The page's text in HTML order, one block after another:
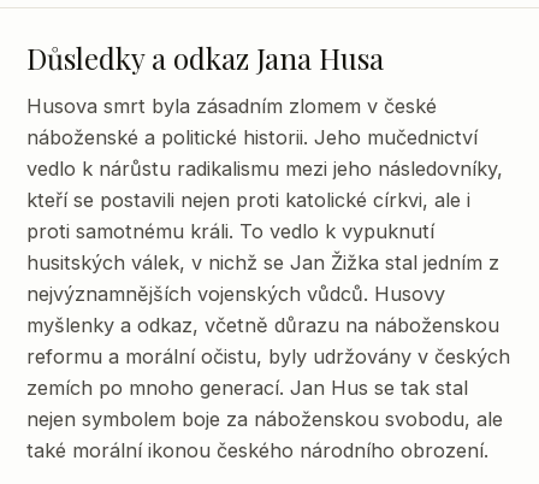
Důsledky a odkaz Jana Husa
Husova smrt byla zásadním zlomem v české
náboženské a politické historii. Jeho mučednictví
vedlo k nárůstu radikalismu mezi jeho následovníky,
kteří se postavili nejen proti katolické církvi, ale i
proti samotnému králi. To vedlo k vypuknutí
husitských válek, v nichž se Jan Žižka stal jedním z
nejvýznamnějších vojenských vůdců. Husovy
myšlenky a odkaz, včetně důrazu na náboženskou
reformu a morální očistu, byly udržovány v českých
zemích po mnoho generací. Jan Hus se tak stal
nejen symbolem boje za náboženskou svobodu, ale
také morální ikonou českého národního obrození.